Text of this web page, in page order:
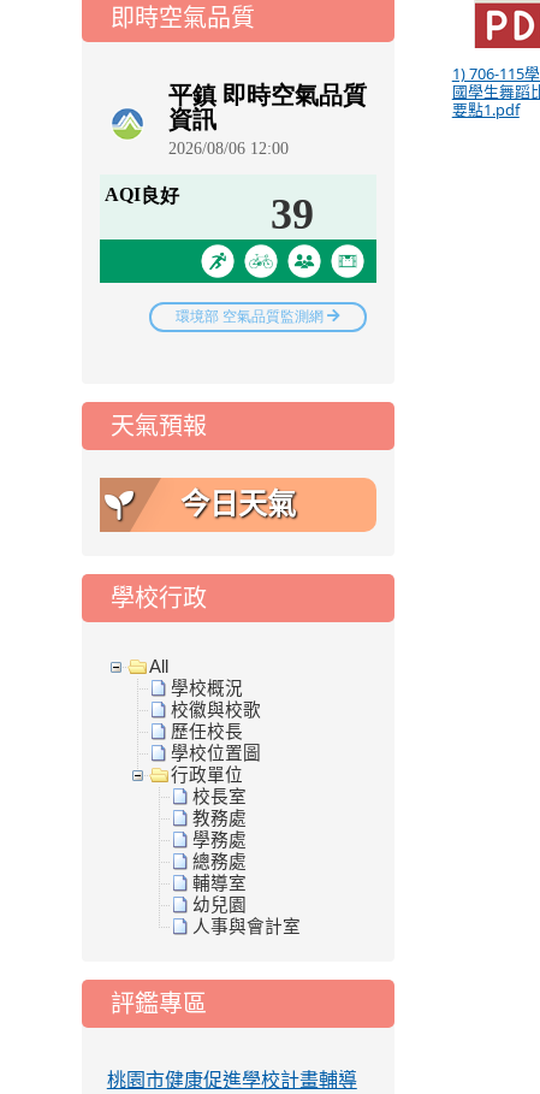
1) 706-115
國學生舞蹈
要點1.pdf
即時空氣品質
天氣預報
今日天氣
學校行政
All
學校概況
校徽與校歌
歷任校長
學校位置圖
行政單位
校長室
教務處
學務處
總務處
輔導室
幼兒園
人事與會計室
評鑑專區
桃園市健康促進學校計畫輔導